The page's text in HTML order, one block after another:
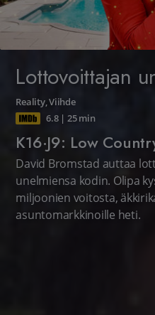
Lottovoittajan
Reality,Viihde
6.8| 25 min
K16·J9: Low
David Bromstad auttaa
unelmiensa kodin. Olipa
miljoonien voitosta,
asuntomarkkinoille heti.